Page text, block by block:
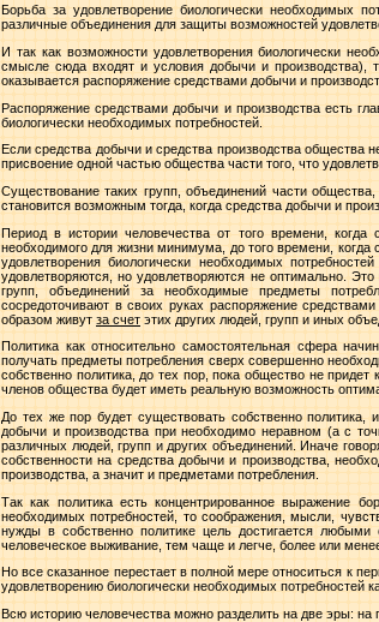
Борьба за удовлетворение биологически необходимых
различные объединения для защиты возможностей
И так как возможности удовлетворения биологически
смысле сюда входят и условия добычи и производства),
оказывается распоряжение средствами добычи и
Распоряжение средствами добычи и производства есть
биологически необходимых потребностей.
Если средства добычи и средства производства
присвоение одной частью общества части того, что
Существование таких групп, объединений части
становится возможным тогда, когда средства добычи и
Период в истории человечества от того времени,
необходимого для жизни минимума, до того времени, когда
удовлетворения биологически необходимых
удовлетворяются, но удовлетворяются не оптимально.
групп, объединений за необходимые предметы
сосредоточивают в своих руках распоряжение
образом живут за счет этих других людей, групп и иных
Политика как относительно самостоятельная сфера
получать предметы потребления сверх совершенно
собственно политика, до тех пор, пока общество не
членов общества будет иметь реальную возможность
До тех же пор будет существовать собственно
добычи и производства при необходимо неравном (а с
различных людей, групп и других объединений. Иначе
собственности на средства добычи и производства,
производства, а значит и предметами потребления.
Так как политика есть концентрированное выражение
необходимых потребностей, то соображения, мысли,
нужды в собственно политике цель достигается
человеческое выживание, тем чаще и легче, более или
Но все сказанное перестает в полной мере относиться к
удовлетворению биологически необходимых потребностей
Всю историю человечества можно разделить на две эры: на